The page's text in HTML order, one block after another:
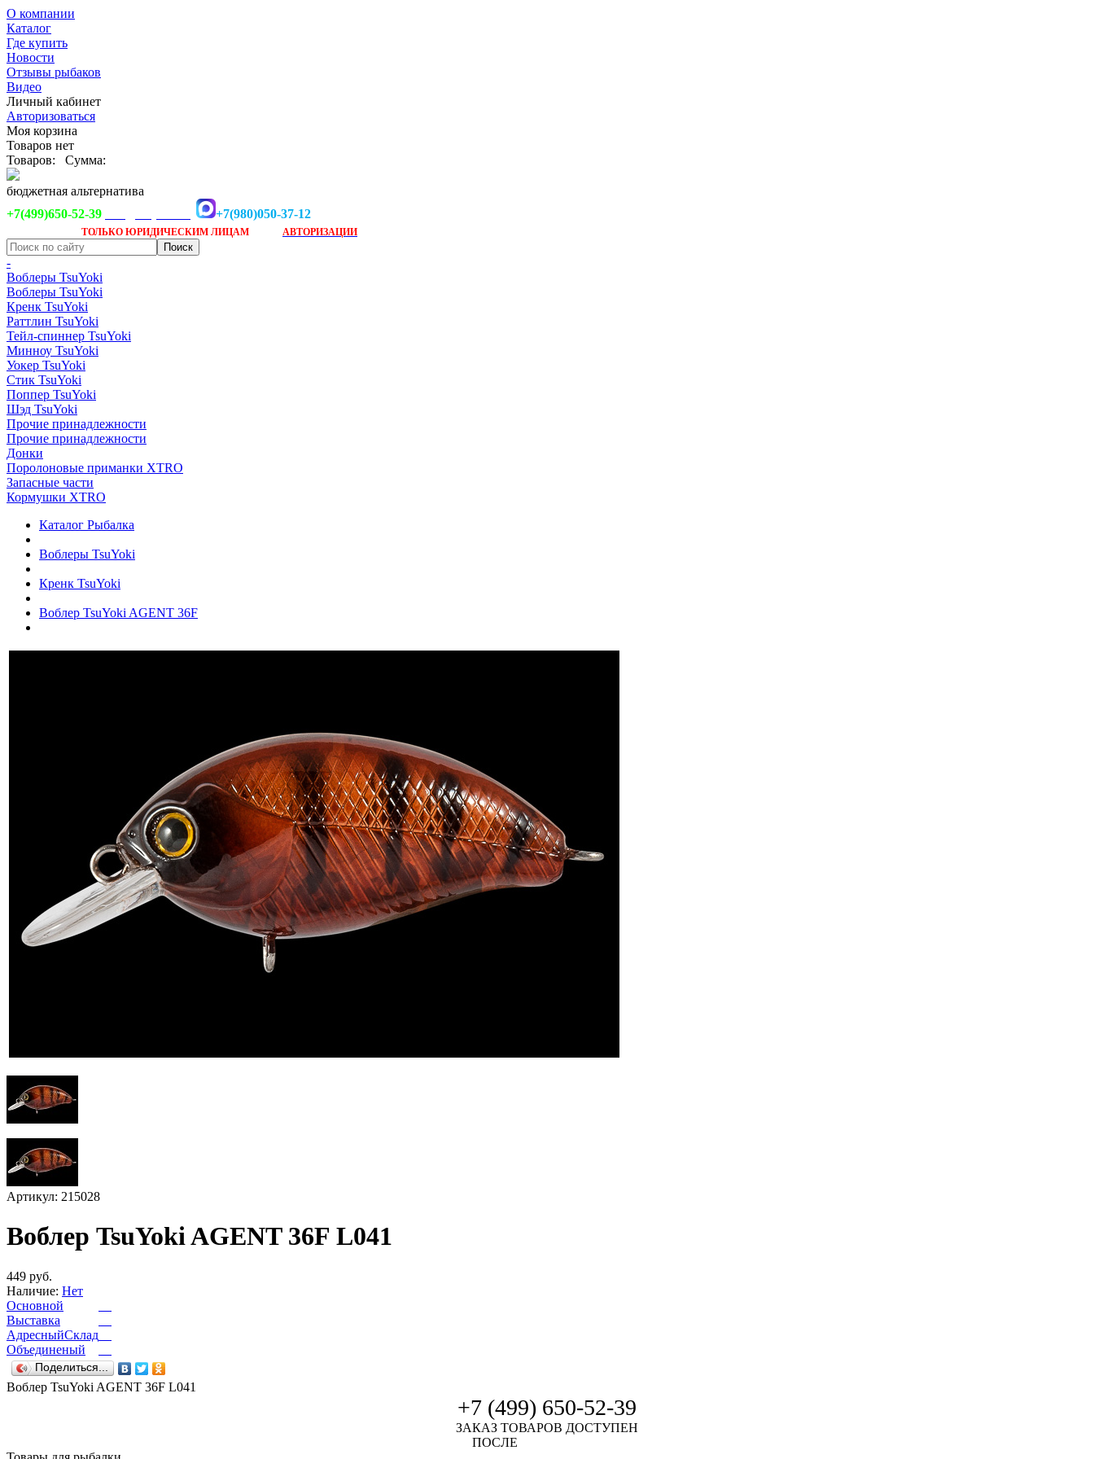
О компании
Каталог
Где купить
Новости
Отзывы рыбаков
Видео
Личный кабинет
Авторизоваться
Моя корзина
Товаров нет
Товаров:
Сумма:
бюджетная альтернатива
+7(499)650-52-39
+7(980)050-37-12
ТОЛЬКО ЮРИДИЧЕСКИМ ЛИЦАМ АВТОРИЗАЦИИ
-
Воблеры TsuYoki
Воблеры TsuYoki
Кренк TsuYoki
Раттлин TsuYoki
Тейл-спиннер TsuYoki
Минноу TsuYoki
Уокер TsuYoki
Стик TsuYoki
Поппер TsuYoki
Шэд TsuYoki
Прочие принадлежности
Прочие принадлежности
Донки
Поролоновые приманки XTRO
Запасные части
Кормушки XTRO
Каталог Рыбалка
Воблеры TsuYoki
Кренк TsuYoki
Воблер TsuYoki AGENT 36F
Артикул: 215028
Воблер TsuYoki AGENT 36F L041
449 руб.
Наличие: Нет
Основной
Выставка
АдресныйСклад
Объединеный
Поделиться...
Воблер TsuYoki AGENT 36F L041
+7 (499) 650-52-39
ЗАКАЗ ТОВАРОВ ДОСТУПЕН
ПОСЛЕ